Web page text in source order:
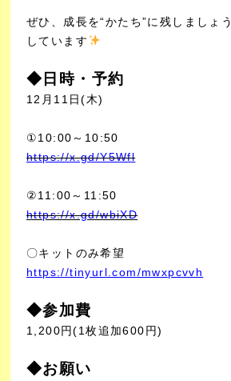
ぜひ、成長を“かたち”に残しましょう
しています
◆日時・予約
12月11日(木)
①10:00～10:50
https://x.gd/Y5Wfl
②11:00～11:50
https://x.gd/wbiXD
〇キットのみ希望
https://tinyurl.com/mwxpcvvh
◆参加費
1,200円(1枚追加600円)
◆お願い